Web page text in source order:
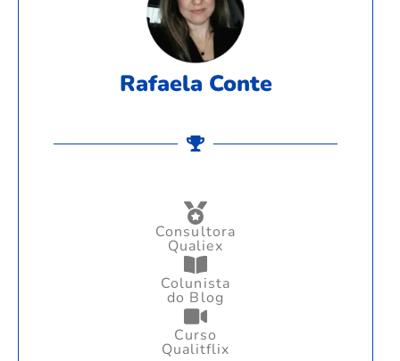
Rafaela Conte
Consultora
Qualiex
Colunista
do Blog
Curso
Qualitflix